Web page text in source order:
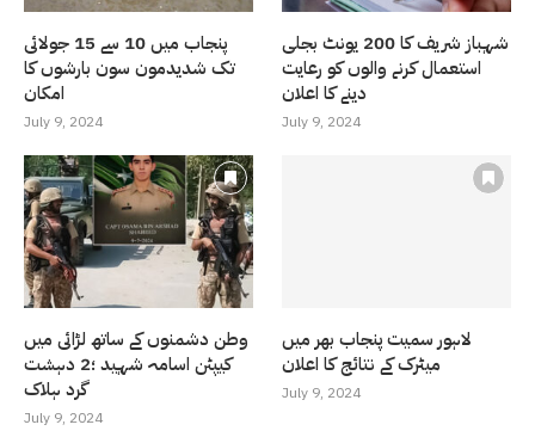
پنجاب میں 10 سے 15 جولائی
تک شدیدمون سون بارشوں کا
امکان
July 9, 2024
شہباز شریف کا 200 یونٹ بجلی
استعمال کرنے والوں کو رعایت
دینے کا اعلان
July 9, 2024
وطن دشمنوں کے ساتھ لڑائی میں
کیپٹن اسامہ شہید ؛2 دہشت
گرد ہلاک
July 9, 2024
لاہور سمیت پنجاب بھر میں
میٹرک کے نتائج کا اعلان
July 9, 2024